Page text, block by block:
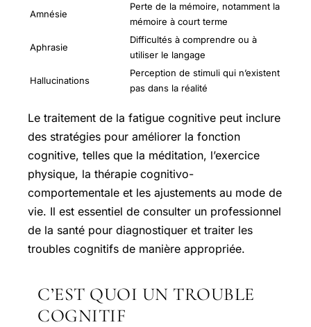
Amnésie
Perte de la mémoire, notamment la
mémoire à court terme
Aphrasie
Difficultés à comprendre ou à
utiliser le langage
Hallucinations
Perception de stimuli qui n’existent
pas dans la réalité
Le traitement de la fatigue cognitive peut inclure
des stratégies pour améliorer la fonction
cognitive, telles que la méditation, l’exercice
physique, la thérapie cognitivo-
comportementale et les ajustements au mode de
vie. Il est essentiel de consulter un professionnel
de la santé pour diagnostiquer et traiter les
troubles cognitifs de manière appropriée.
C’EST QUOI UN TROUBLE
COGNITIF